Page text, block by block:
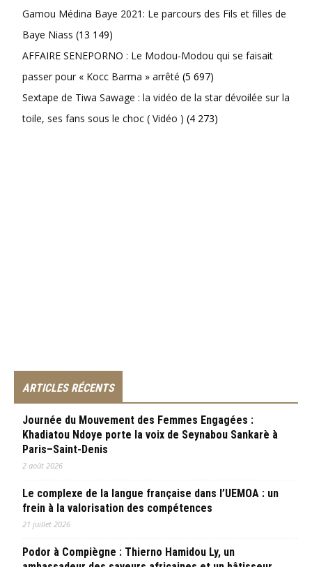
Gamou Médina Baye 2021: Le parcours des Fils et filles de
Baye Niass (13 149)
AFFAIRE SENEPORNO : Le Modou-Modou qui se faisait
passer pour « Kocc Barma » arrêté (5 697)
Sextape de Tiwa Sawage : la vidéo de la star dévoilée sur la
toile, ses fans sous le choc ( Vidéo ) (4 273)
ARTICLES RÉCENTS
Journée du Mouvement des Femmes Engagées :
Khadiatou Ndoye porte la voix de Seynabou Sankarè à
Paris–Saint-Denis
2 août 2026
Le complexe de la langue française dans l’UEMOA : un
frein à la valorisation des compétences
21 juillet 2026
Podor à Compiègne : Thierno Hamidou Ly, un